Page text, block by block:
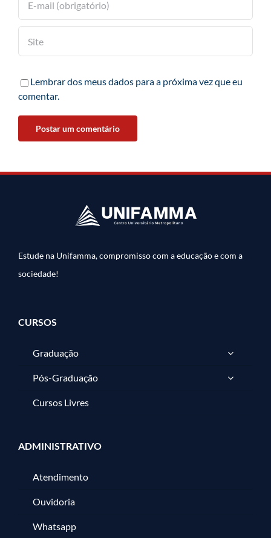
Lembrar dos meus dados para a próxima vez que eu
comentar.
Estude na Unifamma, compromisso com a educação e com a
sociedade!
CURSOS
Graduação
Pós-Graduação
Cursos Livres
ADMINISTRATIVO
Atendimento
Ouvidoria
Whatsapp